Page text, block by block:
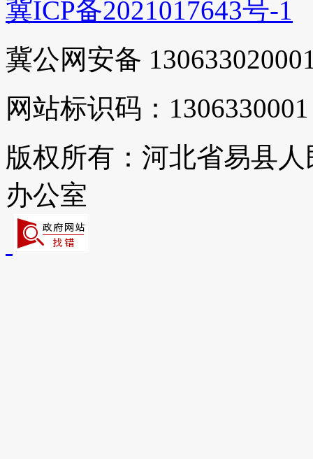
冀ICP备2021017643号-1
冀公网安备
网站标识码：1306330001
版权所有：河北省易县
办公室